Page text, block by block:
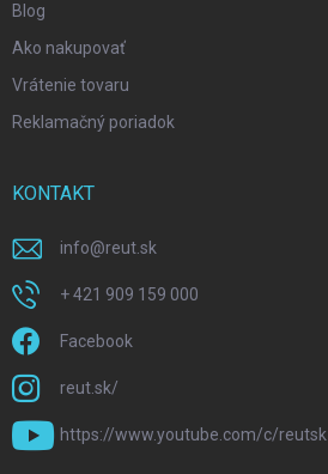
Blog
Ako nakupovať
Vrátenie tovaru
Reklamačný poriadok
KONTAKT
info@reut.sk
+ 421 909 159 000
Facebook
reut.sk/
https://www.youtube.com/c/reutsk